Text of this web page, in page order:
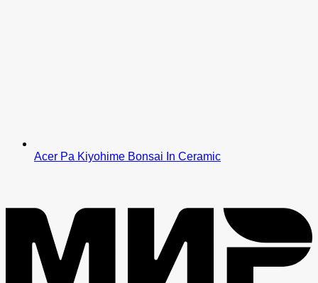
Acer Pa Kiyohime Bonsai In Ceramic